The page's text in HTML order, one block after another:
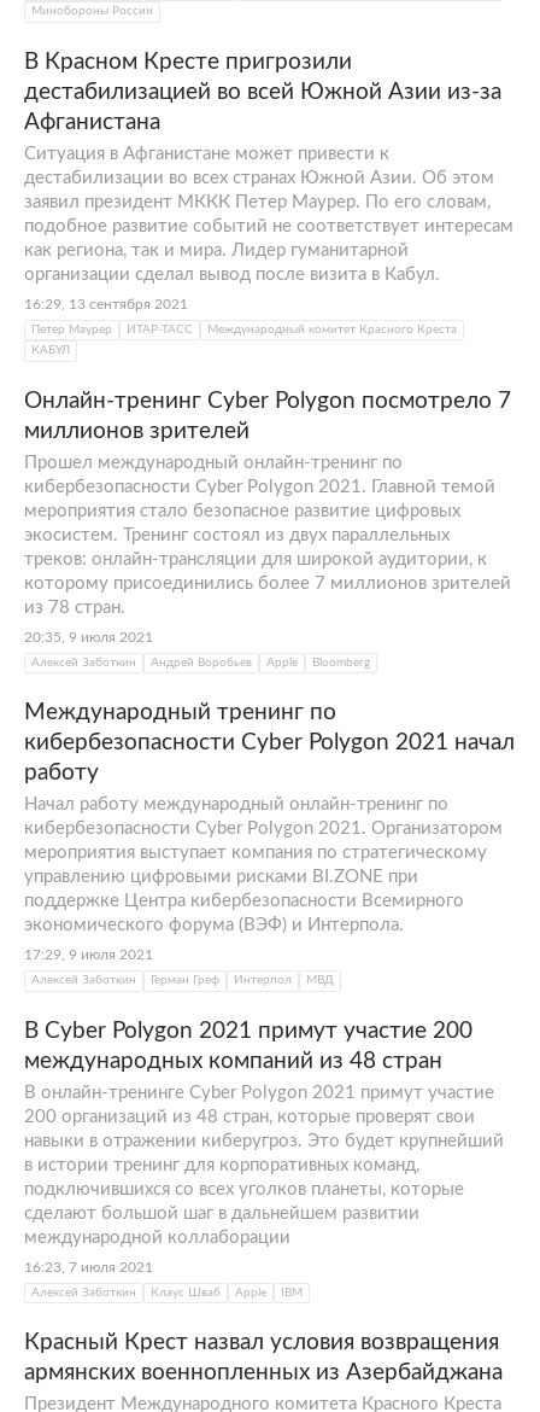
Минобороны России
В Красном Кресте пригрозили
дестабилизацией во всей Южной Азии из-за
Афганистана
Ситуация в Афганистане может привести к
дестабилизации во всех странах Южной Азии. Об этом
заявил президент МККК Петер Маурер. По его словам,
подобное развитие событий не соответствует интересам
как региона, так и мира. Лидер гуманитарной
организации сделал вывод после визита в Кабул.
16:29, 13 сентября 2021
Петер Маурер ИТАР-ТАСС
Международный комитет Красного Креста
КАБУЛ
Онлайн-тренинг Cyber Polygon посмотрело 7
миллионов зрителей
Прошел международный онлайн-тренинг по
кибербезопасности Cyber Polygon 2021. Главной темой
мероприятия стало безопасное развитие цифровых
экосистем. Тренинг состоял из двух параллельных
треков: онлайн-трансляции для широкой аудитории, к
которому присоединились более 7 миллионов зрителей
из 78 стран.
20:35, 9 июля 2021
Алексей Заботкин Андрей Воробьев Apple Bloomberg
Международный тренинг по
кибербезопасности Cyber Polygon 2021 начал
работу
Начал работу международный онлайн-тренинг по
кибербезопасности Cyber Polygon 2021. Организатором
мероприятия выступает компания по стратегическому
управлению цифровыми рисками BI.ZONE при
поддержке Центра кибербезопасности Всемирного
экономического форума (ВЭФ) и Интерпола.
17:29, 9 июля 2021
Алексей Заботкин Герман Греф Интерпол МВД
В Cyber Polygon 2021 примут участие 200
международных компаний из 48 стран
В онлайн-тренинге Cyber Polygon 2021 примут участие
200 организаций из 48 стран, которые проверят свои
навыки в отражении киберугроз. Это будет крупнейший
в истории тренинг для корпоративных команд,
подключившихся со всех уголков планеты, которые
сделают большой шаг в дальнейшем развитии
международной коллаборации
16:23, 7 июля 2021
Алексей Заботкин Клаус Шваб Apple IBM
Красный Крест назвал условия возвращения
армянских военнопленных из Азербайджана
Президент Международного комитета Красного Креста